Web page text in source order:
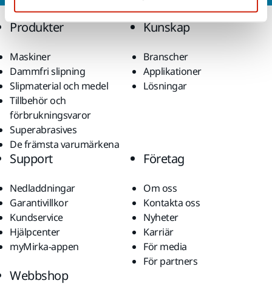
Produkter
Maskiner
Dammfri slipning
Slipmaterial och medel
Tillbehör och
förbrukningsvaror
Superabrasives
De främsta varumärkena
Kunskap
Branscher
Applikationer
Lösningar
Support
Nedladdningar
Garantivillkor
Kundservice
Hjälpcenter
myMirka-appen
Företag
Om oss
Kontakta oss
Nyheter
Karriär
För media
För partners
Webbshop